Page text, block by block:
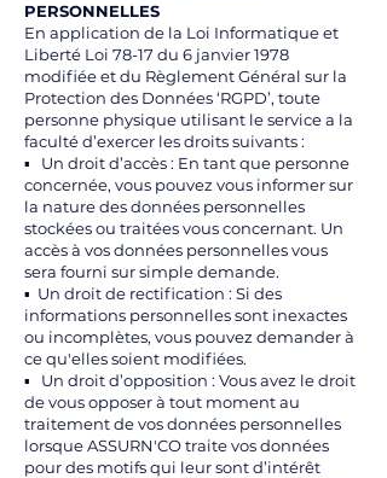
PERSONNELLES
En application de la Loi Informatique et
Liberté Loi 78-17 du 6 janvier 1978
modifiée et du Règlement Général sur la
Protection des Données ‘RGPD’, toute
personne physique utilisant le service a la
faculté d’exercer les droits suivants :
▪ Un droit d’accès : En tant que personne
concernée, vous pouvez vous informer sur
la nature des données personnelles
stockées ou traitées vous concernant. Un
accès à vos données personnelles vous
sera fourni sur simple demande.
▪ Un droit de rectification : Si des
informations personnelles sont inexactes
ou incomplètes, vous pouvez demander à
ce qu'elles soient modifiées.
▪ Un droit d’opposition : Vous avez le droit
de vous opposer à tout moment au
traitement de vos données personnelles
lorsque ASSURN'CO traite vos données
pour des motifs qui leur sont d’intérêt